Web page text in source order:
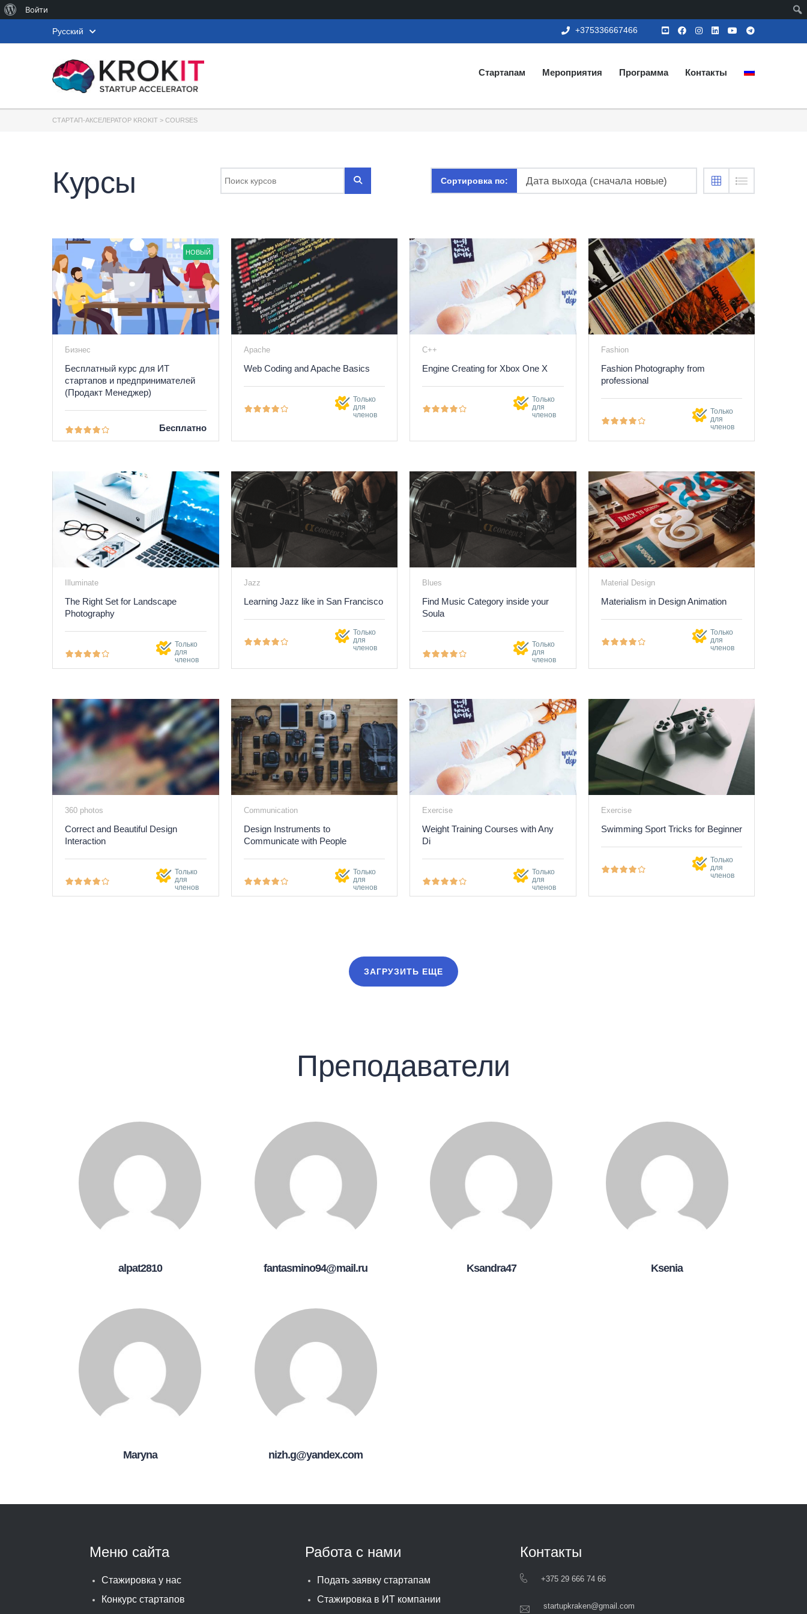
WordPress
Войти
Русский +375336667466
Стартапам Мероприятия Программа Контакты
СТАРТАП-АКСЕЛЕРАТОР KROKIT > COURSES
Курсы Сортировка по: Дата выхода (сначала новые)
НОВЫЙ
Бизнес
Бесплатный курс для ИТ
стартапов и предпринимателей
(Продакт Менеджер)
Бесплатно
Apache
Web Coding and Apache Basics
Только
для
членов
C++
Engine Creating for Xbox One X
Только
для
членов
Fashion
Fashion Photography from
professional
Только
для
членов
Illuminate
The Right Set for Landscape
Photography
Только
для
членов
Jazz
Learning Jazz like in San Francisco
Только
для
членов
Blues
Find Music Category inside your
Soula
Только
для
членов
Material Design
Materialism in Design Animation
Только
для
членов
360 photos
Correct and Beautiful Design
Interaction
Только
для
членов
Communication
Design Instruments to
Communicate with People
Только
для
членов
Exercise
Weight Training Courses with Any
Di
Только
для
членов
Exercise
Swimming Sport Tricks for Beginner
Только
для
членов
ЗАГРУЗИТЬ ЕЩЕ
Преподаватели
alpat2810 fantasmino94@mail.ru Ksandra47 Ksenia
Maryna nizh.g@yandex.com
Меню сайта
Стажировка у нас
Конкурс стартапов
Работа с нами
Подать заявку стартапам
Стажировка в ИТ компании
Контакты
+375 29 666 74 66
startupkraken@gmail.com